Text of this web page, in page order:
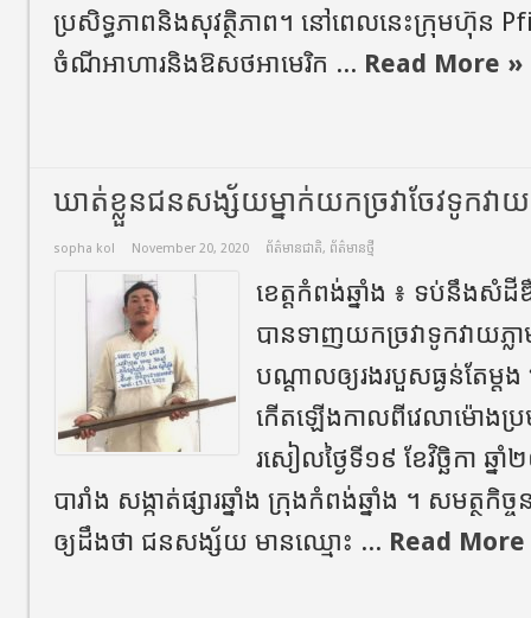
ប្រសិទ្ធភាពនិង​សុវត្ថិភាព​។ នៅពេលនេះក្រុមហ៊ុន
ចំណីអាហារនិងឱសថអាមេរិក ... Read More »
ឃាត់ខ្លួនជនសង្ស័យម្នាក់យកច្រវាចែវទូកវាយ
sopha kol November 20, 2020 ព័ត៌មានជាតិ, ព័ត៌មានថ្មី
ខេត្តកំពង់ឆ្នាំង ៖ ទប់នឹងសំ
បានទាញយកច្រវាទូកវាយភ្ល
បណ្តាលឲ្យរងរបួសធ្ងន់តែម្ត
កើតឡើងកាលពីវេលាម៉ោង
រសៀលថ្ងៃទី១៩ ខែវិច្ឆិកា
បារាំង សង្កាត់ផ្សារឆ្នាំង ក្រុងកំពង់ឆ្នាំង ។ សមត្ថកិ
ឲ្យដឹងថា ជនសង្ស័យ មានឈ្មោះ ... Read More